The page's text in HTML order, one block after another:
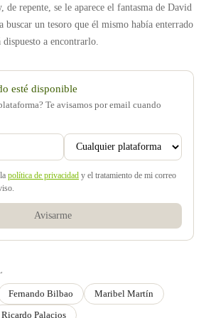
de repente, se le aparece el fantasma de David
buscar un tesoro que él mismo había enterrado
a encontrarlo.
esté disponible
Te avisamos por email cuando
política de privacidad y el tratamiento de mi correo
Avisarme
Fernando Bilbao
Maribel Martín
Ricardo Palacios